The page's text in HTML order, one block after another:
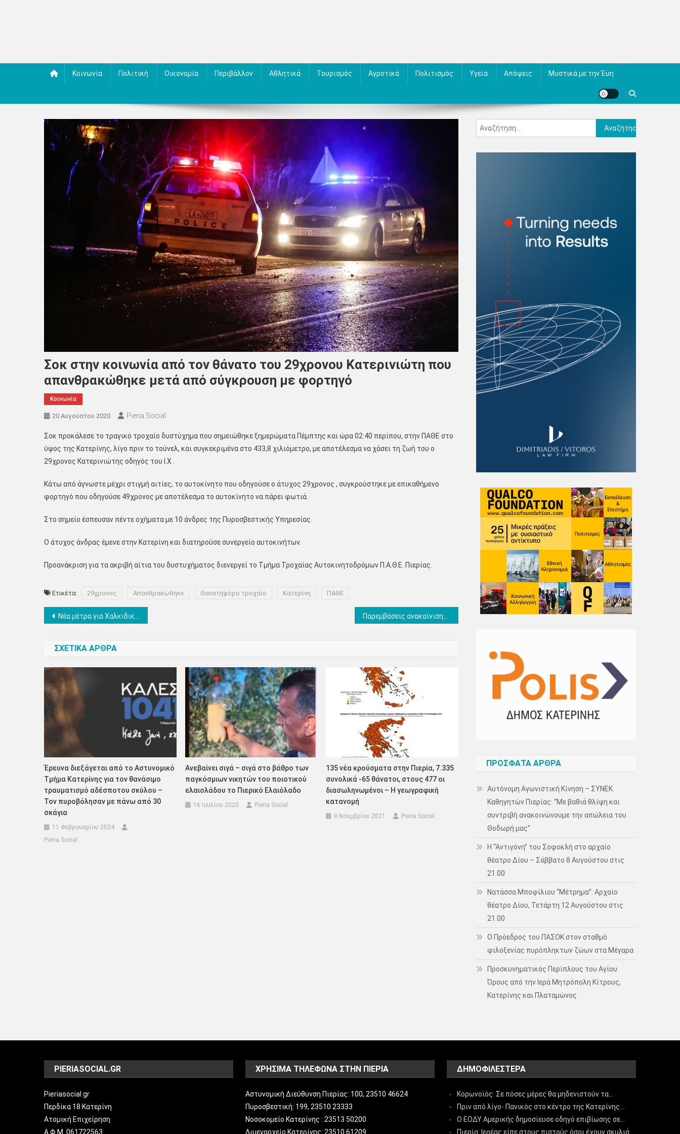
Κοινωνία Πολιτική Οικονομία Περιβάλλον Αθλητικά Τουρισμός Αγροτικά Πολιτισμός Υγεία Απόψεις Μυστικά με την Έυη
Σοκ στην κοινωνία από τον θάνατο του 29χρονου Κατερινιώτη που
απανθρακώθηκε μετά από σύγκρουση με φορτηγό
Κοινωνία
20 Αυγούστου 2020 Pieria Social
Σοκ προκάλεσε το τραγικό τροχαίο δυστύχημα που σημειώθηκε ξημερώματα Πέμπτης και ώρα 02:40 περίπου, στην ΠΑΘΕ στο
ύψος της Κατερίνης, λίγο πριν το τούνελ, και συγκεκριμένα στο 433,8 χιλιόμετρο, με αποτέλεσμα να χάσει τη ζωή του ο
29χρονος Κατερινιώτης οδηγός του Ι.Χ .
Κάτω από άγνωστε μέχρι στιγμή αιτίες, το αυτοκίνητο που οδηγούσε ο άτυχος 29χρονος , συγκρούστηκε με επικαθήμενο
φορτηγό που οδηγούσε 49χρονος με αποτέλεσμα το αυτοκίνητο να πάρει φωτιά.
Στο σημείο έσπευσαν πέντε οχήματα με 10 άνδρες της Πυροσβεστικής Υπηρεσίας.
Ο άτυχος άνδρας έμενε στην Κατερίνη και διατηρούσε συνεργείο αυτοκινήτων.
Προανάκριση για τα ακριβή αίτια του δυστυχήματος διενεργεί το Τμήμα Τροχαίας Αυτοκινητοδρόμων Π.Α.Θ.Ε. Πιερίας.
Ετικέτα: 29χρονος Απανθρακώθηκε Θανατηφόρο τροχαίο Κατερίνη ΠΑΘΕ
Πλοήγηση
Νέα μέτρα για Χαλκιδική και Μύκονο- Θα ισχύσουν από την Παρασκευή έως Δευτέρα 31 Αυγούστου- Κομμένα πάρτι, εκδηλώσεις, λιτανείες, λαϊκές αγορές, υποχρεωτική χρήση μάσκας και σε εξωτερικούς χώρους, συναθροίσεις όχι πάνω απο 9 άτομα. Παρεμβάσεις ανακαίνισης – αποκατάστασης φθορών του κοινοτικού καταστήματος της Δημοτικής Κοινότητας Καλλιθέας
ΣΧΕΤΙΚΑ ΑΡΘΡΑ
Έρευνα διεξάγεται από το Αστυνομικό
Τμήμα Κατερίνης για τον θανάσιμο
τραυματισμό αδέσποτου σκύλου –
Τον πυροβόλησαν με πάνω από 30
σκάγια
11 Φεβρουαρίου 2024
Pieria Social
Ανεβαίνει σιγά – σιγά στο βάθρο των
παγκόσμιων νικητών του ποιοτικού
ελαιολάδου το Πιερικό Ελαιόλαδο
16 Ιουλίου 2020 Pieria Social
135 νέα κρούσματα στην Πιερία, 7.335
συνολικά -65 θάνατοι, στους 477 οι
διασωληνωμένοι – Η γεωγραφική
κατανομή
8 Νοεμβρίου 2021 Pieria Social
Αναζήτηση
για:
ΠΡΌΣΦΑΤΑ ΆΡΘΡΑ
Αυτόνομη Αγωνιστική Κίνηση – ΣΥΝΕΚ
Καθηγητών Πιερίας: “Με βαθιά θλίψη και
συντριβή ανακοινώνουμε την απώλεια του
Θοδωρή μας”
Η “Αντιγόνη” του Σοφοκλή στο αρχαίο
θέατρο Δίου – Σάββατο 8 Αυγούστου στις
21.00
Νατάσσα Μποφίλιου “Μέτρημα”: Αρχαίο
θέατρο Δίου, Τετάρτη 12 Αυγούστου στις
21.00
Ο Πρόεδρος του ΠΑΣΟΚ στον σταθμό
φιλοξενίας πυρόπληκτων ζώων στα Μέγαρα
Προσκυνηματικός Περίπλους του Αγίου
Όρους από την Ιερά Μητρόπολη Κίτρους,
Κατερίνης και Πλαταμώνος
PIERIASOCIAL.GR
Pieriasocial.gr
Περδίκα 18 Κατερίνη
Ατομική Επιχείρηση
Α.Φ.Μ. 061722563
ΧΡΗΣΙΜΑ ΤΗΛΕΦΩΝΑ ΣΤΗΝ ΠΙΕΡΙΑ
Αστυνομική Διεύθυνση Πιερίας: 100, 23510 46624
Πυροσβεστική: 199, 23510 23333
Νοσοκομείο Κατερίνης : 23513 50200
Λιμεναρχείο Κατερίνης: 23510 61209
ΔΗΜΟΦΙΛΈΣΤΕΡΑ
Κορωνοϊός: Σε πόσες μέρες θα μηδενιστούν τα…
Πριν από λίγο- Πανικός στο κέντρο της Κατερίνης…
Ο ΕΟΔΥ Αμερικής δημοσίευσε οδηγό επιβίωσης σε…
Πιερία: Ιερέας είπε στους πιστούς όσοι έχουν σκυλιά…